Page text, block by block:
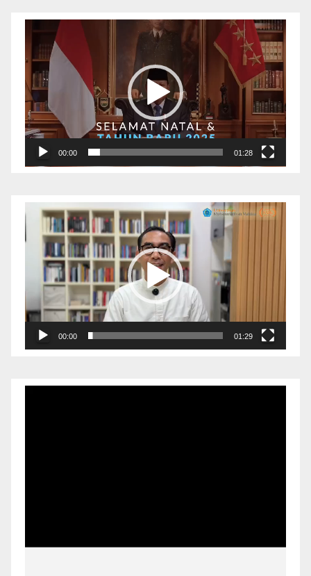
Pemutar
Video
00:00 01:28
Pemutar
Video
00:00 01:29